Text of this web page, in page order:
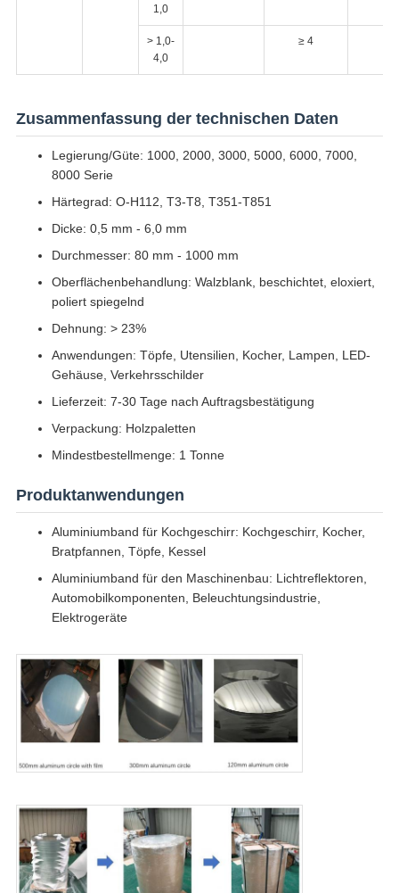
1,0
> 1,0-
4,0
≥ 4
Zusammenfassung der technischen Daten
Legierung/Güte: 1000, 2000, 3000, 5000, 6000, 7000,
8000 Serie
Härtegrad: O-H112, T3-T8, T351-T851
Dicke: 0,5 mm - 6,0 mm
Durchmesser: 80 mm - 1000 mm
Oberflächenbehandlung: Walzblank, beschichtet, eloxiert,
poliert spiegelnd
Dehnung: > 23%
Anwendungen: Töpfe, Utensilien, Kocher, Lampen, LED-
Gehäuse, Verkehrsschilder
Lieferzeit: 7-30 Tage nach Auftragsbestätigung
Verpackung: Holzpaletten
Mindestbestellmenge: 1 Tonne
Produktanwendungen
Aluminiumband für Kochgeschirr: Kochgeschirr, Kocher,
Bratpfannen, Töpfe, Kessel
Aluminiumband für den Maschinenbau: Lichtreflektoren,
Automobilkomponenten, Beleuchtungsindustrie,
Elektrogeräte